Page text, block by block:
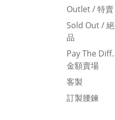
Outlet / 特賣
Sold Out /
品
Pay The
金額賣場
客製
訂製腰鍊